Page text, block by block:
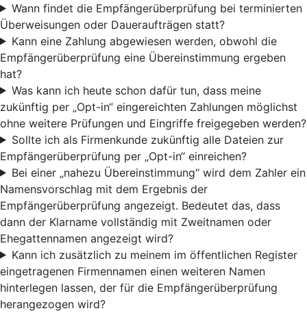
Wann findet die Empfängerüberprüfung bei terminierten
Überweisungen oder Daueraufträgen statt?
Kann eine Zahlung abgewiesen werden, obwohl die
Empfängerüberprüfung eine Übereinstimmung ergeben
hat?
Was kann ich heute schon dafür tun, dass meine
zukünftig per „Opt-in“ eingereichten Zahlungen möglichst
ohne weitere Prüfungen und Eingriffe freigegeben werden?
Sollte ich als Firmenkunde zukünftig alle Dateien zur
Empfängerüberprüfung per „Opt-in“ einreichen?
Bei einer „nahezu Übereinstimmung“ wird dem Zahler ein
Namensvorschlag mit dem Ergebnis der
Empfängerüberprüfung angezeigt. Bedeutet das, dass
dann der Klarname vollständig mit Zweitnamen oder
Ehegattennamen angezeigt wird?
Kann ich zusätzlich zu meinem im öffentlichen Register
eingetragenen Firmennamen einen weiteren Namen
hinterlegen lassen, der für die Empfängerüberprüfung
herangezogen wird?